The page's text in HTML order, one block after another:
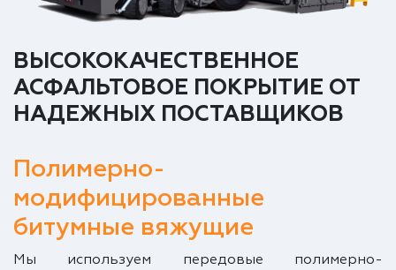
ВЫСОКОКАЧЕСТВЕННОЕ
АСФАЛЬТОВОЕ ПОКРЫТИЕ ОТ
НАДЕЖНЫХ ПОСТАВЩИКОВ
Полимерно-
модифицированные
битумные вяжущие
Мы используем передовые полимерно-